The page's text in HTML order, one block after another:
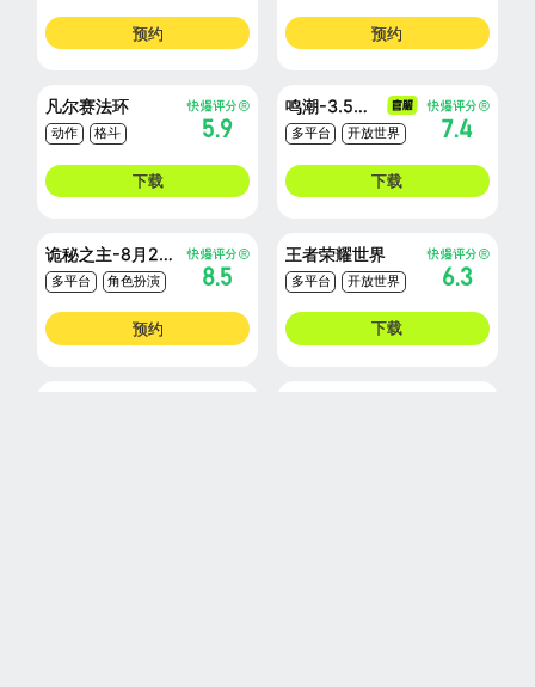
角色扮演
冒险
预约
凡尔赛法环
动作
格斗
个人开发
5.9
下载
诡秘之主-8月21日上线
多平台
角色扮演
小说改编
8.5
预约
末日
预约
鸣潮-3.5版本
多平台
开放世界
探索
7.4
下载
王者荣耀世界
多平台
开放世界
多人联机
6.3
下载